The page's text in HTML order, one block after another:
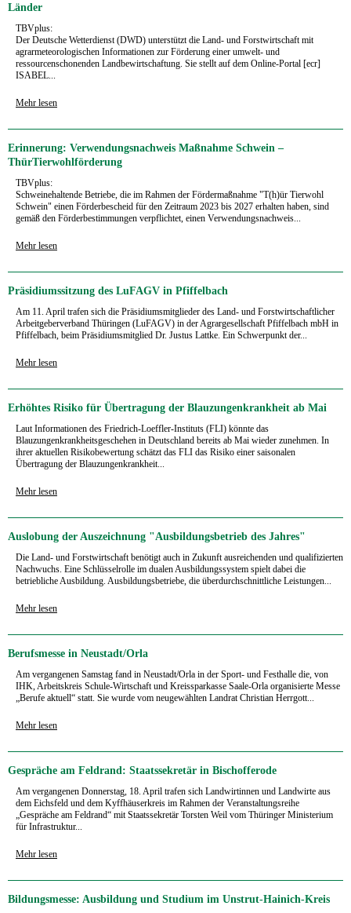
Länder
TBVplus:
Der Deutsche Wetterdienst (DWD) unterstützt die Land- und Forstwirtschaft mit
agrarmeteorologischen Informationen zur Förderung einer umwelt- und
ressourcenschonenden Landbewirtschaftung. Sie stellt auf dem Online-Portal [ecr]
ISABEL...
Mehr lesen
Erinnerung: Verwendungsnachweis Maßnahme Schwein –
ThürTierwohlförderung
TBVplus:
Schweinehaltende Betriebe, die im Rahmen der Fördermaßnahme "T(h)ür Tierwohl
Schwein" einen Förderbescheid für den Zeitraum 2023 bis 2027 erhalten haben, sind
gemäß den Förderbestimmungen verpflichtet, einen Verwendungsnachweis...
Mehr lesen
Präsidiumssitzung des LuFAGV in Pfiffelbach
Am 11. April trafen sich die Präsidiumsmitglieder des Land- und Forstwirtschaftlicher
Arbeitgeberverband Thüringen (LuFAGV) in der Agrarge­sellschaft Pfiffelbach mbH in
Pfiffelbach, beim Präsidiumsmitglied Dr. Justus Lattke. Ein Schwerpunkt der...
Mehr lesen
Erhöhtes Risiko für Übertragung der Blauzungenkrankheit ab Mai
Laut Informationen des Friedrich-Loeffler-Instituts (FLI) könnte das
Blauzungenkrankheitsgeschehen in Deutschland bereits ab Mai wieder zunehmen. In
ihrer aktuellen Risikobewertung schätzt das FLI das Risiko einer saisonalen
Übertragung der Blauzungenkrankheit...
Mehr lesen
Auslobung der Auszeichnung "Ausbildungsbetrieb des Jahres"
Die Land- und Forstwirtschaft benötigt auch in Zukunft ausreichenden und qualifizierten
Nachwuchs. Eine Schlüsselrolle im dualen Ausbildungssystem spielt dabei die
betriebliche Ausbildung. Ausbildungsbetriebe, die überdurchschnittliche Leistungen...
Mehr lesen
Berufsmesse in Neustadt/Orla
Am vergangenen Samstag fand in Neustadt/Orla in der Sport- und Festhalle die, von
IHK, Arbeitskreis Schule-Wirtschaft und Kreissparkasse Saale-Orla organisierte Messe
„Berufe aktuell“ statt. Sie wurde vom neugewählten Landrat Christian Herrgott...
Mehr lesen
Gespräche am Feldrand: Staatssekretär in Bischofferode
Am vergangenen Donnerstag, 18. April trafen sich Landwirtinnen und Landwirte aus
dem Eichsfeld und dem Kyffhäuserkreis im Rahmen der Veranstaltungsreihe
„Gespräche am Feldrand“ mit Staatssekretär Torsten Weil vom Thüringer Ministerium
für Infrastruktur...
Mehr lesen
Bildungsmesse: Ausbildung und Studium im Unstrut-Hainich-Kreis